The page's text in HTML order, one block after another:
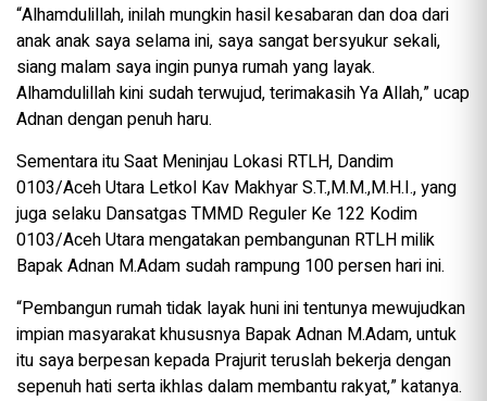
“Alhamdulillah, inilah mungkin hasil kesabaran dan doa dari
anak anak saya selama ini, saya sangat bersyukur sekali,
siang malam saya ingin punya rumah yang layak.
Alhamdulillah kini sudah terwujud, terimakasih Ya Allah,” ucap
Adnan dengan penuh haru.
Sementara itu Saat Meninjau Lokasi RTLH, Dandim
0103/Aceh Utara Letkol Kav Makhyar S.T.,M.M.,M.H.I., yang
juga selaku Dansatgas TMMD Reguler Ke 122 Kodim
0103/Aceh Utara mengatakan pembangunan RTLH milik
Bapak Adnan M.Adam sudah rampung 100 persen hari ini.
“Pembangun rumah tidak layak huni ini tentunya mewujudkan
impian masyarakat khususnya Bapak Adnan M.Adam, untuk
itu saya berpesan kepada Prajurit teruslah bekerja dengan
sepenuh hati serta ikhlas dalam membantu rakyat,” katanya.